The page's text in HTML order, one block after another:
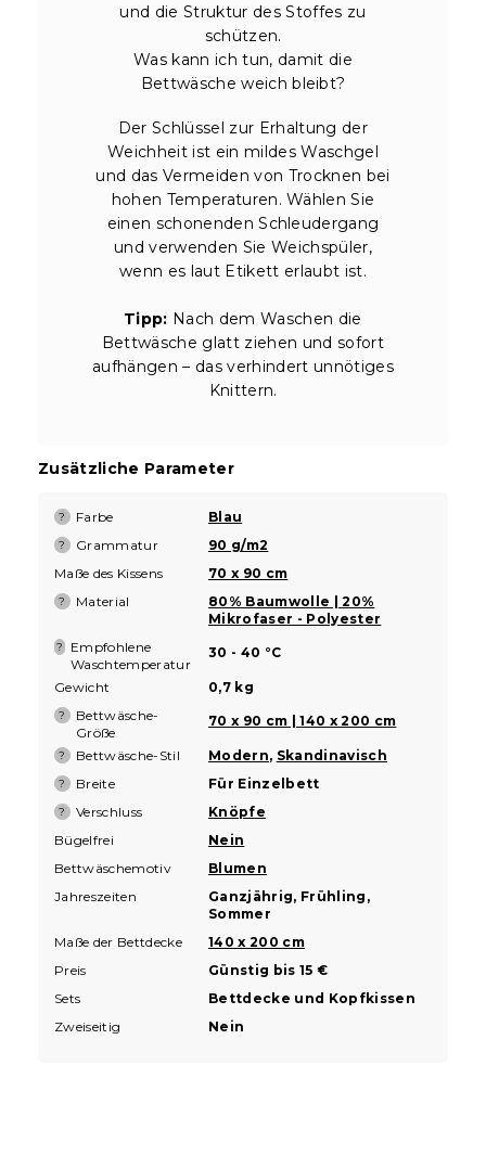
und die Struktur des Stoffes zu
schützen.
Was kann ich tun, damit die
Bettwäsche weich bleibt?
Der Schlüssel zur Erhaltung der
Weichheit ist ein mildes Waschgel
und das Vermeiden von Trocknen bei
hohen Temperaturen. Wählen Sie
einen schonenden Schleudergang
und verwenden Sie Weichspüler,
wenn es laut Etikett erlaubt ist.
Tipp: Nach dem Waschen die
Bettwäsche glatt ziehen und sofort
aufhängen – das verhindert unnötiges
Knittern.
Zusätzliche Parameter
? Farbe Blau
? Grammatur
90 g/m2
Maße des Kissens
70 x 90 cm
? Material
80% Baumwolle | 20%
Mikrofaser - Polyester
?
Empfohlene
Waschtemperatur
30 - 40 °C
Gewicht 0,7 kg
?
Bettwäsche-
Größe
70 x 90 cm | 140 x 200 cm
? Bettwäsche-Stil Modern, Skandinavisch
? Breite Für Einzelbett
? Verschluss
Knöpfe
Bügelfrei
Nein
Bettwäschemotiv
Blumen
Jahreszeiten
Ganzjährig, Frühling,
Sommer
Maße der Bettdecke
140 x 200 cm
Preis
Günstig bis 15 €
Sets
Bettdecke und Kopfkissen
Zweiseitig
Nein